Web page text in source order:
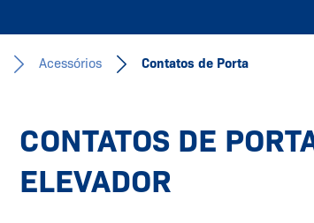
Acessórios Contatos de Porta
CONTATOS DE
ELEVADOR